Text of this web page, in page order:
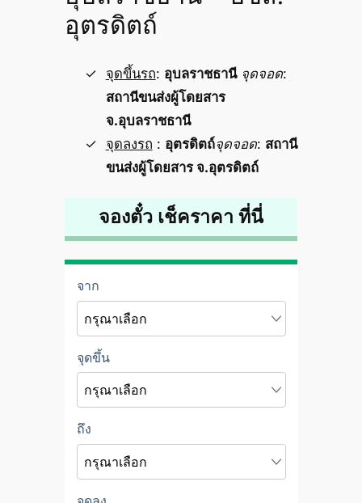
อุตรดิตถ์
จุดขึ้นรถ: อุบลราชธานี จุดจอด:
สถานีขนส่งผู้โดยสาร
จ.อุบลราชธานี
จุดลงรถ : อุตรดิตถ์จุดจอด: สถานี
ขนส่งผู้โดยสาร จ.อุตรดิตถ์
จองตั๋ว เช็คราคา ที่นี่